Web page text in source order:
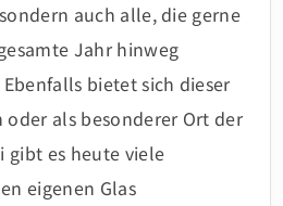
auch alle, die gerne
Jahr hinweg
bietet sich dieser
oder als besonderer Ort der
gibt es heute viele
eigenen Glas